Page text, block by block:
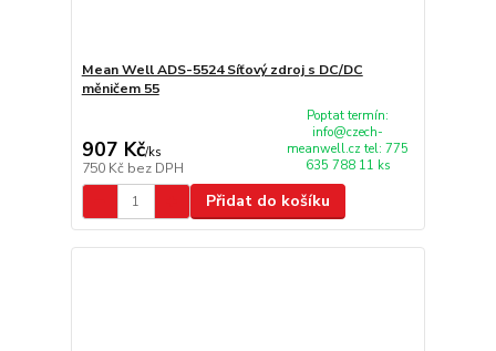
Mean Well ADS-5524 Síťový zdroj s DC/DC
měničem 55
907 Kč/ks
750 Kč bez DPH
Poptat termín:
info@czech-
meanwell.cz tel: 775
635 788 11 ks
Přidat do košíku